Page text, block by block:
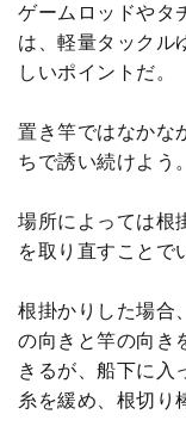
ゲームロッドやタ
は、軽量タックル
しいポイントだ。
置き竿ではなかな
ちで誘い続けよう。
場所によっては根
を取り直すことで
根掛かりした場合
の向きと竿の向き
きるが、船下に入
糸を緩め、根切り